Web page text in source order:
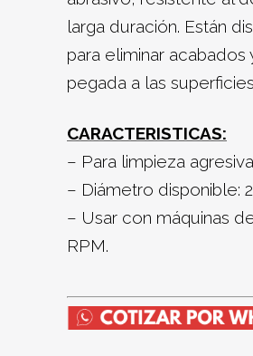
larga duración. Están
para eliminar acabados
pegada a las
CARACTERISTICAS:
– Para limpieza
– Diámetro disponible:
– Usar con máquinas
RPM.